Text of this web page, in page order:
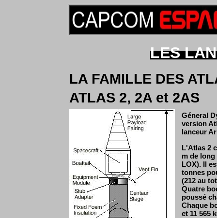
LES
LA FAMILLE DES
ATLAS 2, 2A et 2AS
Géneral
version
lanceur
L'Atlas 2
m de long
LOX). Il
tonnes
(212 au
Quatre
poussé
Chaque
et 11 565